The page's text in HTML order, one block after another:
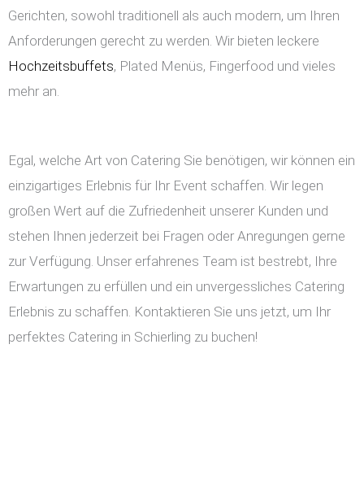
Gerichten, sowohl traditionell als auch modern, um Ihren
Anforderungen gerecht zu werden. Wir bieten leckere
Hochzeitsbuffets, Plated Menüs, Fingerfood und vieles
mehr an.
Egal, welche Art von Catering Sie benötigen, wir können ein
einzigartiges Erlebnis für Ihr Event schaffen. Wir legen
großen Wert auf die Zufriedenheit unserer Kunden und
stehen Ihnen jederzeit bei Fragen oder Anregungen gerne
zur Verfügung. Unser erfahrenes Team ist bestrebt, Ihre
Erwartungen zu erfüllen und ein unvergessliches Catering
Erlebnis zu schaffen. Kontaktieren Sie uns jetzt, um Ihr
perfektes Catering in Schierling zu buchen!